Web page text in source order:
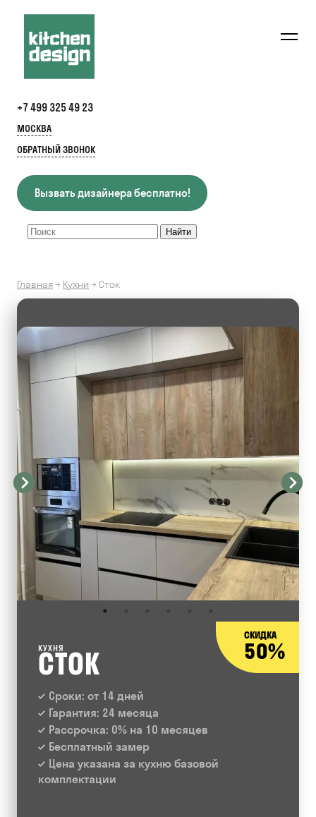
+7 499 325 49 23
МОСКВА
ОБРАТНЫЙ ЗВОНОК
Вызвать дизайнера бесплатно!
Главная→ Кухни → Сток
СКИДКА
50%
КУХНЯ
СТОК
Сроки: от 14 дней
Гарантия: 24 месяца
Рассрочка: 0% на 10 месяцев
Бесплатный замер
Цена указана за кухню базовой
комплектации